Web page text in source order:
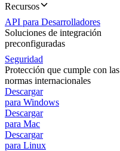
Recursos
API para Desarrolladores
Soluciones de integración
preconfiguradas
Seguridad
Protección que cumple con las
normas internacionales
Descargar
para Windows
Descargar
para Mac
Descargar
para Linux